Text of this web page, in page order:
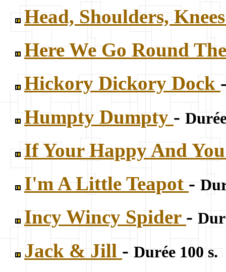
Head, Shoulders,
Here We Go Round
Hickory Dickory Dock
Humpty Dumpty -
If Your Happy And
I'm A Little Teapot -
Incy Wincy Spider -
Jack & Jill - Durée 100 s.